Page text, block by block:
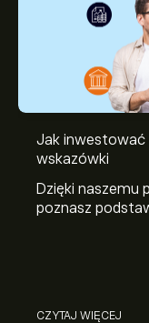
Jak inwestować
wskazówki
Dzięki naszemu
poznasz
CZYTAJ WIĘCEJ